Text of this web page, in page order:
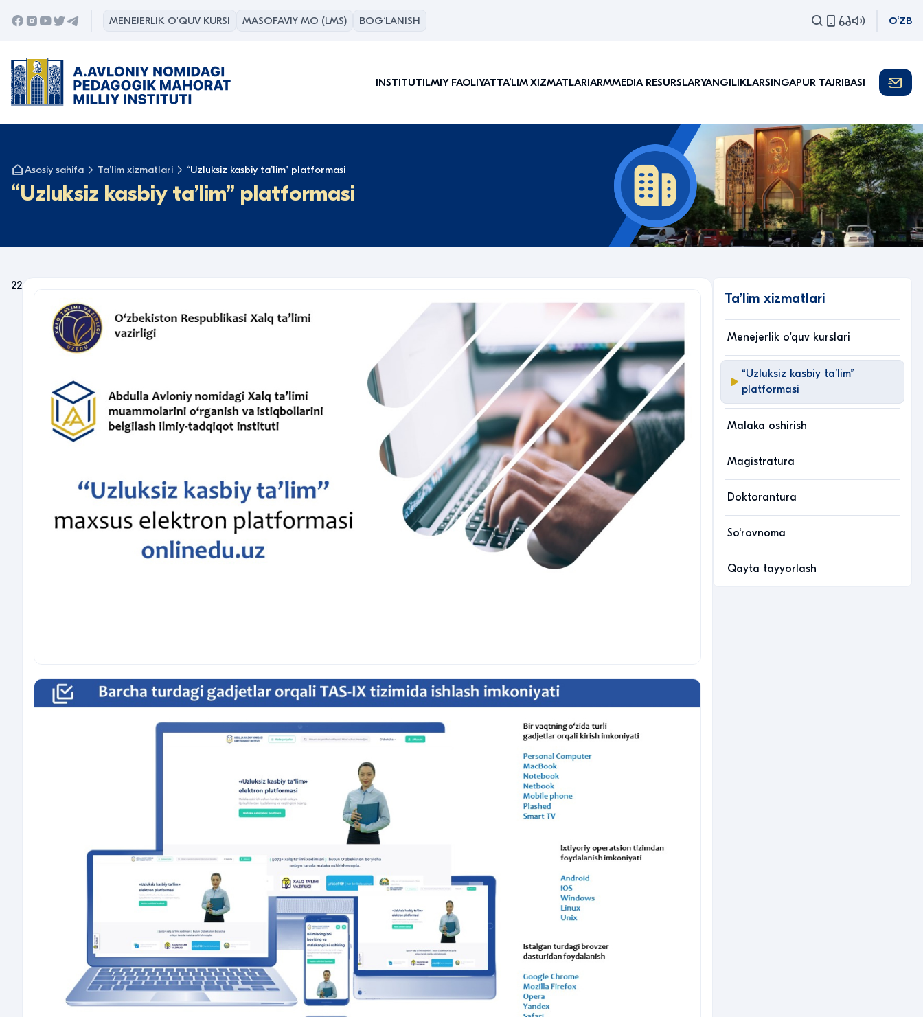
MENEJERLIK O'QUV KURSI MASOFAVIY MO (LMS) BOG‘LANISH O‘ZB
INSTITUTILMIY FAOLIYATTAʼLIM XIZMATLARIARMMEDIA RESURSLARYANGILIKLARSINGAPUR TAJRIBASI
Asosiy sahifa Taʼlim xizmatlari “Uzluksiz kasbiy taʼlim” platformasi
“Uzluksiz kasbiy taʼlim” platformasi
22
Taʼlim xizmatlari
Menejerlik o'quv kurslari
“Uzluksiz kasbiy taʼlim”
platformasi
Malaka oshirish
Magistratura
Doktorantura
So‘rovnoma
Qayta tayyorlash